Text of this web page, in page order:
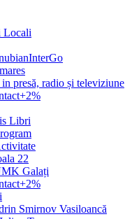
Locali
presă, radio și televiziune
Libri
22
Galați
Smirnov Vasiloancă